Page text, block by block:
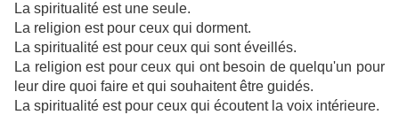
La spiritualité est une seule.
La religion est pour ceux qui dorment.
La spiritualité est pour ceux qui sont éveillés.
La religion est pour ceux qui ont besoin de quelqu'un pour
leur dire quoi faire et qui souhaitent être guidés.
La spiritualité est pour ceux qui écoutent la voix intérieure.